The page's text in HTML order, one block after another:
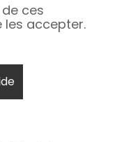
ces
accepter.